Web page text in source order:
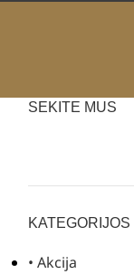
SEKITE MUS
KATEGORIJOS
• Akcija